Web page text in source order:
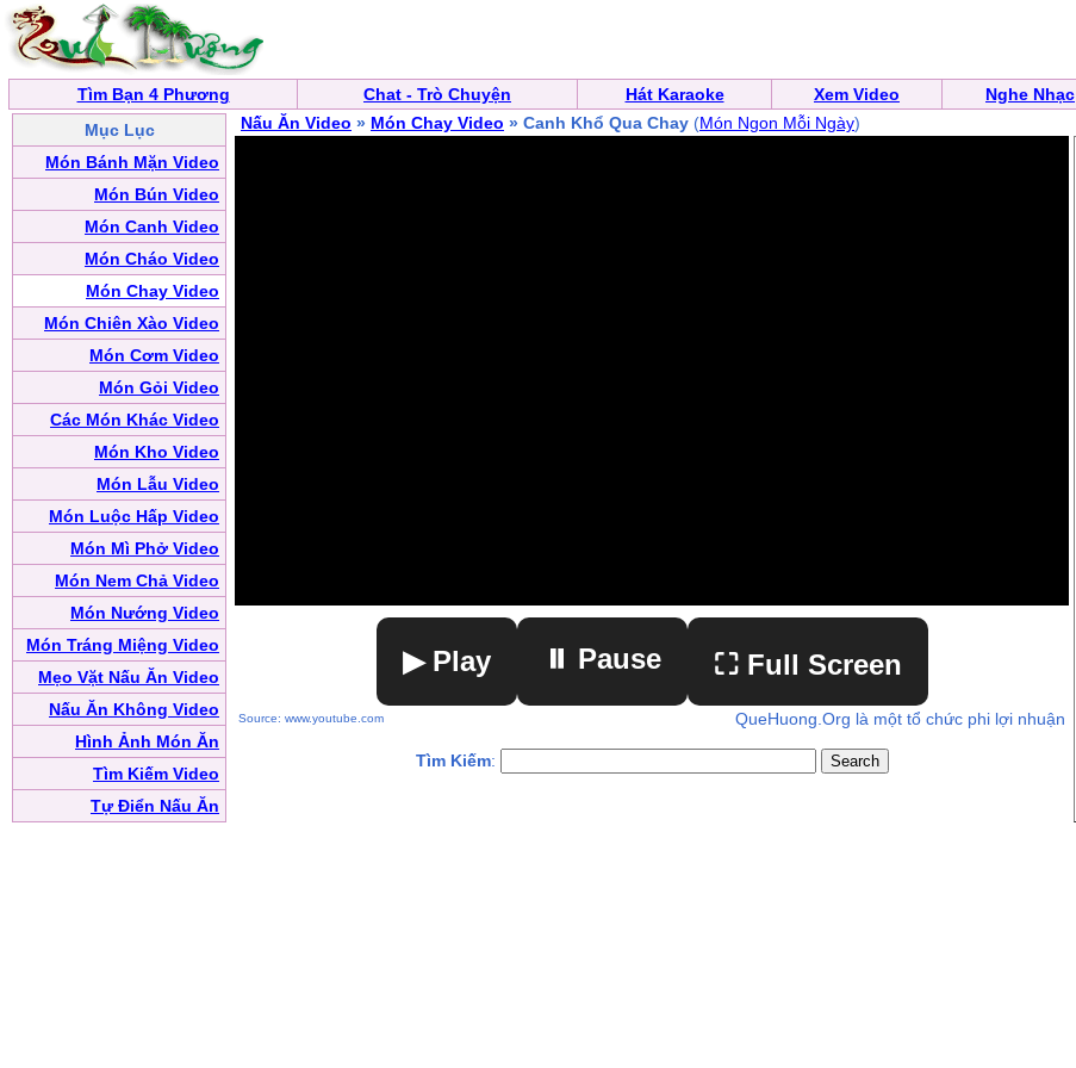
Tìm Bạn 4 Phương Chat - Trò Chuyện Hát Karaoke Xem Video Nghe Nhạc
Mục Lục
Món Bánh Mặn Video
Món Bún Video
Món Canh Video
Món Cháo Video
Món Chay Video
Món Chiên Xào Video
Món Cơm Video
Món Gỏi Video
Các Món Khác Video
Món Kho Video
Món Lẫu Video
Món Luộc Hấp Video
Món Mì Phở Video
Món Nem Chả Video
Món Nướng Video
Món Tráng Miệng Video
Mẹo Vặt Nấu Ăn Video
Nấu Ăn Không Video
Hình Ảnh Món Ăn
Tìm Kiếm Video
Tự Điển Nấu Ăn
Nấu Ăn Video » Món Chay Video » Canh Khổ Qua Chay (Món Ngon Mỗi Ngày)
▶ Play ⏸ Pause ⛶ Full Screen
Source: www.youtube.com QueHuong.Org là một tổ chức phi lợi nhuận
Tìm Kiếm: